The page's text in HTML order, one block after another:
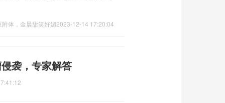
体，金晨甜笑好媚2023-12-14 17:20:04
袭，专家解答